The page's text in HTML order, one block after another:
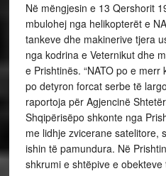
Në mëngjesin e 13 Qershorit
mbulohej nga helikopterët e
tankeve dhe makinerive tjera
nga kodrina e Veternikut dhe
e Prishtinës. “NATO po e
po detyron forcat serbe të
raportoja për Agjencinë
Shqipërisëpo shkonte nga
me lidhje zvicerane satelitore,
ishin të pamundura. Në
shkrumi e shtëpive e